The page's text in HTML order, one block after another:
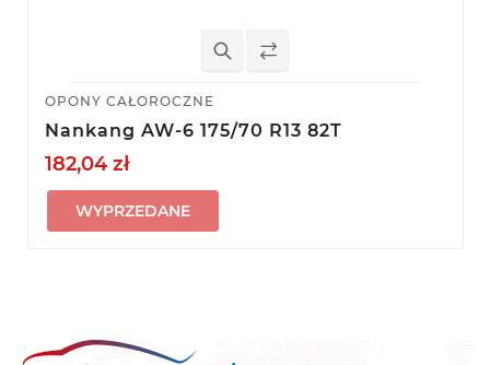
OPONY CAŁOROCZNE
Nankang AW-6 175/70 R13 82T
182,04 zł
WYPRZEDANE